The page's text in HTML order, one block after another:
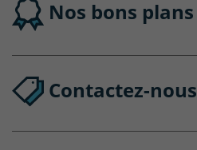
Nos bons plans
Contactez-nous